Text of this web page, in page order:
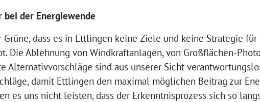
der Energiewende
dass es in Ettlingen keine Ziele und keine Strategie
Die Ablehnung von Windkraftanlagen, von Großflächen-
Alternativvorschläge sind aus unserer Sicht
damit Ettlingen den maximal möglichen Beitrag zur
es uns nicht leisten, dass der Erkenntnisprozess sich so